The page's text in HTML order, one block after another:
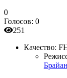
0
Голосов: 0
251
Качество: